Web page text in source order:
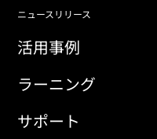
ニュースリリース
活用事例
ラーニング
サポート